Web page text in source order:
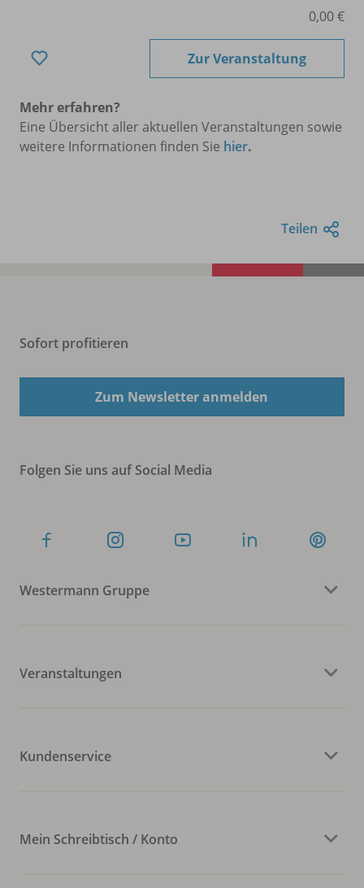
0,00 €
Zur Veranstaltung
Mehr erfahren?
Eine Übersicht aller aktuellen Veranstaltungen sowie
weitere Informationen finden Sie hier.
Teilen
Sofort profitieren
Zum Newsletter anmelden
Folgen Sie uns auf Social Media
Westermann Gruppe
Veranstaltungen
Kundenservice
Mein Schreibtisch / Konto